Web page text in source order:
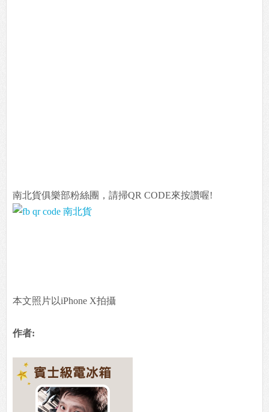
南北貨俱樂部粉絲團，請掃QR CODE來按讚喔!
本文照片以iPhone X拍攝
作者: